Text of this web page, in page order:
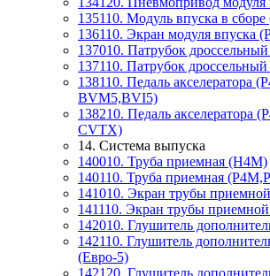
135110. Модуль впуска в сборе
136110. Экран модуля впуска
137010. Патрубок
137110. Патрубок
138110. Педаль акселератора
BVM5,BVI5)
138210. Педаль акселератора
CVTX)
14. Система выпуска
140010. Труба приемная (Н4М)
140110. Труба приемная
141010. Экран трубы
141110. Экран трубы
142010. Глушитель
142110. Глушитель
(Евро-5)
142120. Глушитель